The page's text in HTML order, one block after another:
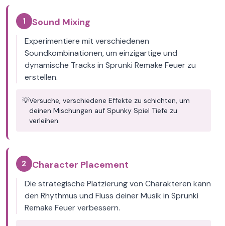
1 Sound Mixing
Experimentiere mit verschiedenen
Soundkombinationen, um einzigartige und
dynamische Tracks in Sprunki Remake Feuer zu
erstellen.
💡Versuche, verschiedene Effekte zu schichten, um
deinen Mischungen auf Spunky Spiel Tiefe zu
verleihen.
2 Character Placement
Die strategische Platzierung von Charakteren kann
den Rhythmus und Fluss deiner Musik in Sprunki
Remake Feuer verbessern.